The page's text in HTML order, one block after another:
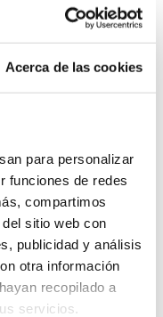
Acerca de las cookies
para personalizar
funciones de redes
compartimos
sitio web con
publicidad y análisis
otra información
recopilado a
servicios.
de
vías
de